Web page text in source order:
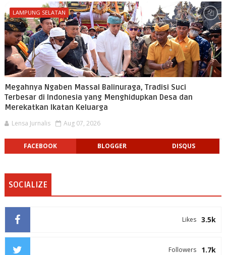
LAMPUNG SELATAN
Megahnya Ngaben Massal Balinuraga, Tradisi Suci
Terbesar di Indonesia yang Menghidupkan Desa dan
Merekatkan Ikatan Keluarga
Lensa Jurnalis Aug 07, 2026
FACEBOOK BLOGGER DISQUS
SOCIALIZE
3.5k
Likes
1.7k
Followers